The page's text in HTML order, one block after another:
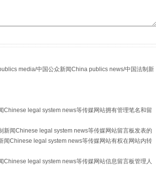
media/中国公众新闻China publics news/中国法制新
legal system news等传媒网站拥有管理笔名和留
闻Chinese legal system news等传媒网站留言板发表的
Chinese legal system news等传媒网站有权在网站内转
legal system news等传媒网站信息留言板管理人